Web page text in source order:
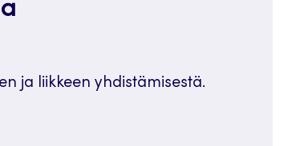
ja liikkeen yhdistämisestä.